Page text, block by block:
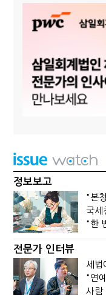
정보보고
전문가 인터뷰